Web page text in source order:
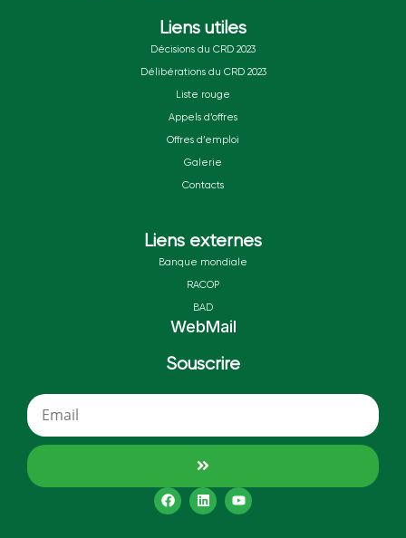
Liens utiles
Décisions du CRD 2023
Délibérations du CRD 2023
Liste rouge
Appels d’offres
Offres d’emploi
Galerie
Contacts
Liens externes
Banque mondiale
RACOP
BAD
WebMail
Souscrire